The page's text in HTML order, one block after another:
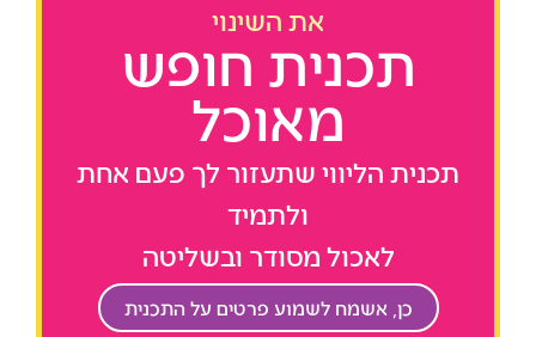
את השינוי
תכנית חופש
מאוכל
תכנית הליווי שתעזור לך פעם אחת
ולתמיד
לאכול מסודר ובשליטה
כן, אשמח לשמוע פרטים על התכנית